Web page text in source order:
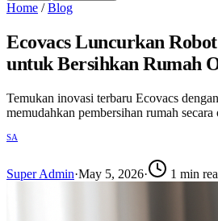
Home / Blog
Ecovacs Luncurkan
untuk Bersihkan Rumah
Temukan inovasi terbaru Ecovacs
memudahkan pembersihan rumah
SA
Super Admin·May 5, 2026· 1 min